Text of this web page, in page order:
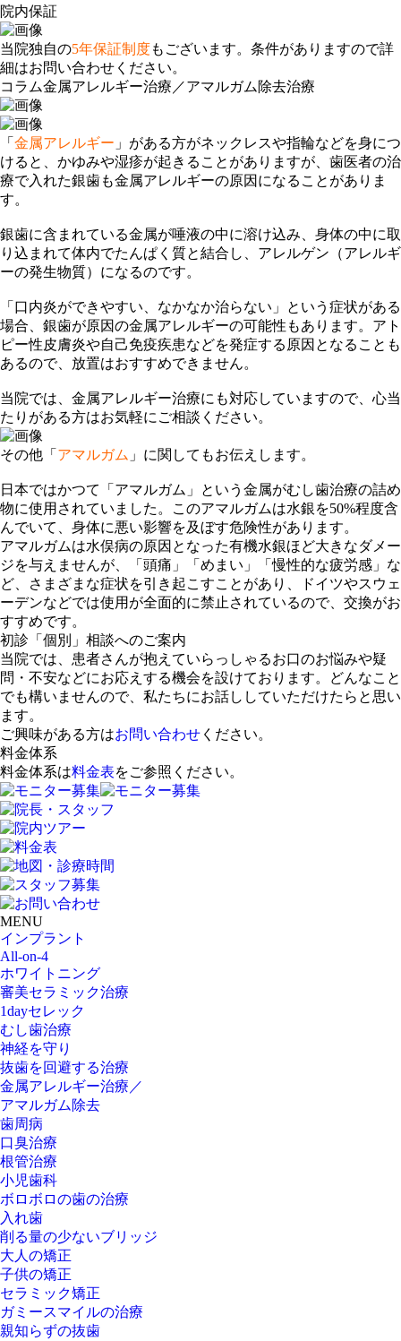
院内保証
当院独自の5年保証制度もございます。条件がありますので詳
細はお問い合わせください。
コラム金属アレルギー治療／アマルガム除去治療
「 金属アレルギー 」がある方がネックレスや指輪などを身につ
けると、かゆみや湿疹が起きることがありますが、歯医者の治
療で入れた銀歯も金属アレルギーの原因になることがありま
す。
銀歯に含まれている金属が唾液の中に溶け込み、身体の中に取
り込まれて体内でたんぱく質と結合し、アレルゲン（アレルギ
ーの発生物質）になるのです。
「 口内炎ができやすい、なかなか治らない」という症状がある
場合、銀歯が原因の金属アレルギーの可能性もあります。 アト
ピー性皮膚炎や自己免疫疾患などを発症する原因となることも
あるので、放置はおすすめできません。
当院では、金属アレルギー治療にも対応していますので、心当
たりがある方はお気軽にご相談ください。
その他「 アマルガム 」に関してもお伝えします。
日本ではかつて「アマルガム」という金属がむし歯治療の詰め
物に使用されていました。このアマルガムは水銀を50%程度含
んでいて、 身体に悪い影響を及ぼす危険性があります。
アマルガムは水俣病の原因となった有機水銀ほど大きなダメー
ジを与えませんが、「頭痛」「めまい」「慢性的な疲労感」な
ど、さまざまな症状を引き起こすことがあり、ドイツやスウェ
ーデンなどでは使用が全面的に禁止されているので、交換がお
すすめです。
初診「個別」相談へのご案内
当院では、患者さんが抱えていらっしゃるお口のお悩みや疑
問・不安などにお応えする機会を設けております。どんなこと
でも構いませんので、私たちにお話ししていただけたらと思い
ます。
ご興味がある方はお問い合わせ ください。
料金体系
料金体系は料金表をご参照ください。
MENU
インプラント
All-on-4
ホワイトニング
審美セラミック治療
1dayセレック
むし歯治療
神経を守り
抜歯を回避する治療
金属アレルギー治療／
アマルガム除去
歯周病
口臭治療
根管治療
小児歯科
ボロボロの歯の治療
入れ歯
削る量の少ないブリッジ
大人の矯正
子供の矯正
セラミック矯正
ガミースマイルの治療
親知らずの抜歯